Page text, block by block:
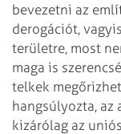
bevezetni az
derogációt,
területre, most
maga is
telkek
hangsúlyozta, az
kizárólag az